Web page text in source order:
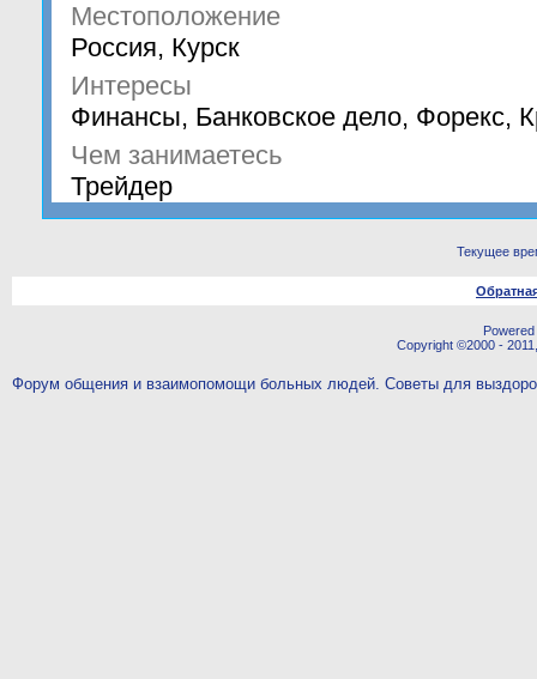
Местоположение
Россия, Курск
Интересы
Финансы, Банковское дело, Форекс,
Чем занимаетесь
Трейдер
Текущее
Copyright ©2000 -
Форум общения и взаимопомощи больных людей. Советы для